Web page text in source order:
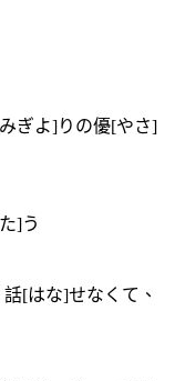
ぎよ]りの優[やさ]
]う
[はな]せなくて、